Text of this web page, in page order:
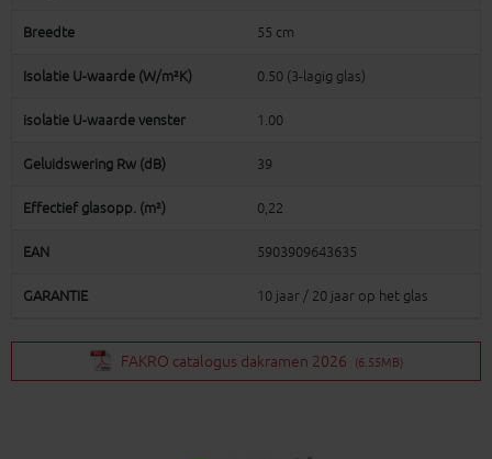
Breedte 55 cm
Isolatie U-waarde (W/m²K) 0.50 (3-lagig glas)
isolatie U-waarde venster 1.00
Geluidswering Rw (dB) 39
Effectief glasopp. (m²) 0,22
EAN 5903909643635
GARANTIE 10 jaar / 20 jaar op het glas
FAKRO catalogus dakramen 2026 (6.55MB)